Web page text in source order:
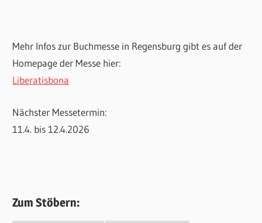
Mehr Infos zur Buchmesse in Regensburg gibt es auf der
Homepage der Messe hier:
Liberatisbona
Nächster Messetermin:
11.4. bis 12.4.2026
Zum Stöbern: